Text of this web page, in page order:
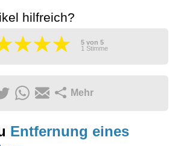
hilfreich?
5 von 5
1 Stimme
Mehr
Entfernung eines